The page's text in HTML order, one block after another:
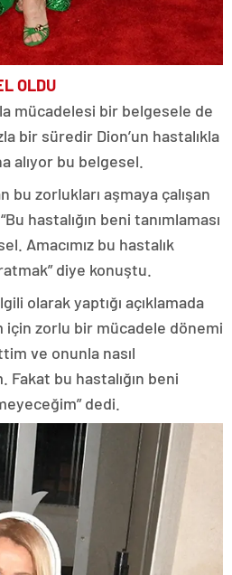
OLDU
mücadelesi bir belgesele de
bir süredir Dion’un hastalıkla
alıyor bu belgesel.
bu zorlukları aşmaya çalışan
hastalığın beni tanımlaması
Amacımız bu hastalık
diye konuştu.
olarak yaptığı açıklamada
için zorlu bir mücadele dönemi
ve onunla nasıl
Fakat bu hastalığın beni
dedi.